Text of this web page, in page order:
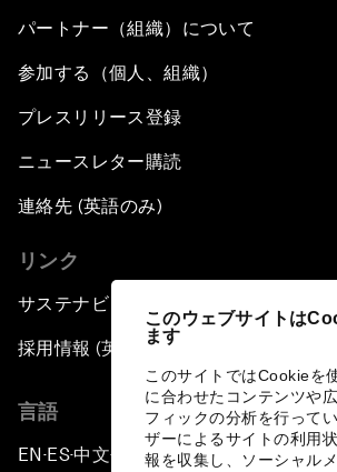
このウェブサイトは
ます
このサイトではCookieを
に合わせたコンテンツや
フィックの分析を行って
ザーによるサイトの利用
報を収集し、ソーシャル
パートナー（組織）について
参加する（個人、組織）
プレスリリース登録
ニュースレター購読
連絡先 (英語のみ)
リンク
サステナビリティへの取り組み
採用情報 (英語のみ)
言語
EN ▪ES▪中文▪ 日本語